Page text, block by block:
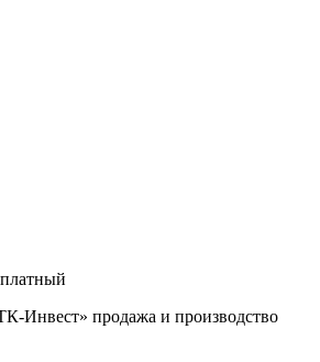
Инвест» продажа и производство